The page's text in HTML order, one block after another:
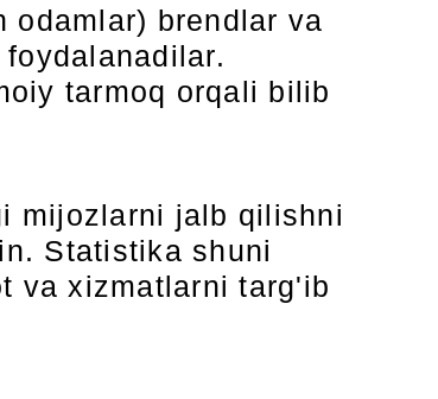
brendlar va
tarmoq orqali bilib
mijozlarni jalb qilishni
Statistika shuni
va xizmatlarni targ'ib